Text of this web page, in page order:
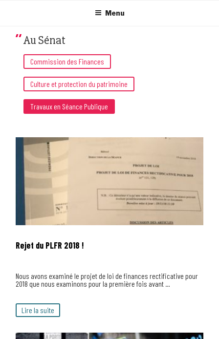
Menu
Au Sénat
Commission des Finances
Culture et protection du patrimoine
Travaux en Séance Publique
Rejet du PLFR 2018 !
Nous avons examiné le projet de loi de finances rectificative pour
2018 que nous examinons pour la première fois avant …
Lire la suite